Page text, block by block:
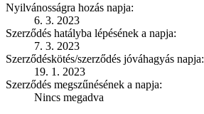
Nyilvánosságra hozás napja:
6. 3. 2023
Szerződés hatályba lépésének a napja:
7. 3. 2023
Szerződéskötés/szerződés jóváhagyás napja:
19. 1. 2023
Szerződés megszűnésének a napja:
Nincs megadva